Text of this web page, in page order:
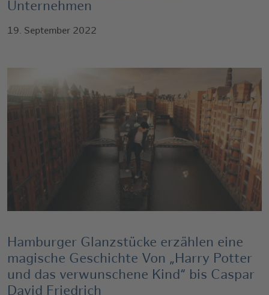
Unternehmen
19. September 2022
Hamburger Glanzstücke erzählen eine
magische Geschichte Von „Harry Potter
und das verwunschene Kind“ bis Caspar
David Friedrich